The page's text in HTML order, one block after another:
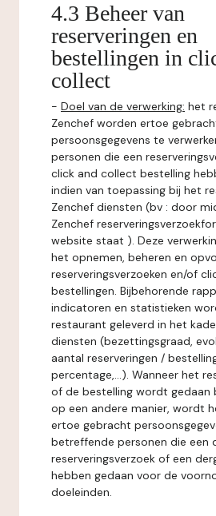
4.3 Beheer van
reserveringen en
bestellingen in
collect
- Doel van de verwerking: het
Zenchef worden ertoe
persoonsgegevens te
personen die een
click and collect bestelling
indien van toepassing bij het
Zenchef diensten (bv : door
Zenchef
website staat ). Deze
het opnemen, beheren en
reserveringsverzoeken en/of
bestellingen. Bijbehorende
indicatoren en statistieken
restaurant geleverd in het
diensten (bezettingsgraad,
aantal reserveringen /
percentage,...). Wanneer het
of de bestelling wordt gedaan
op een andere manier, wordt
ertoe gebracht
betreffende personen die een
reserveringsverzoek of een
hebben gedaan voor de
doeleinden.